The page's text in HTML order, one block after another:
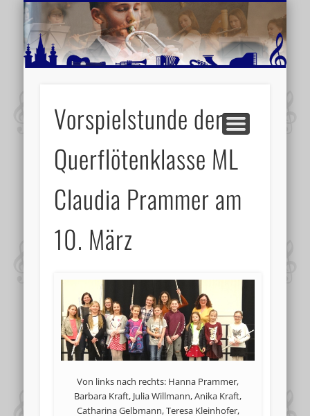
MUSIKSCHULE MARIAZELL
AKTUELLE BERICHTE
SCHULE
VIDEOS
VERANSTALTUNGSTIPPS
WEITERE INFORMATIONEN
Vorspielstunde der
Querflötenklasse ML
Claudia Prammer am
10. März
Von links nach rechts: Hanna Prammer,
Barbara Kraft, Julia Willmann, Anika Kraft,
Catharina Gelbmann, Teresa Kleinhofer,